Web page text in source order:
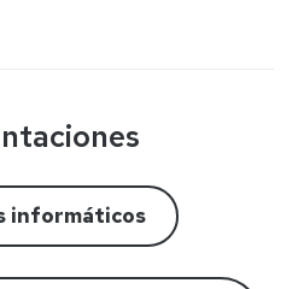
informáticos